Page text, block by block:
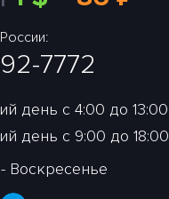
7772
день с 4:00 до 13:00
день с 9:00 до 18:00
Воскресенье